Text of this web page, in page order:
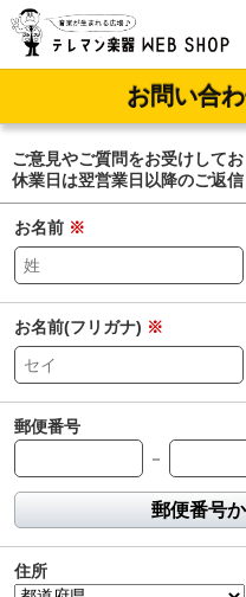
お問い合
ご意見やご質問をお受けしてお
休業日は翌営業日以降のご返
お名前 ※
お名前(フリガナ) ※
郵便番号
－
郵便番号
住所